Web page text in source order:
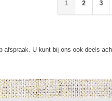
1 2 3
afspraak. U kunt bij ons ook deels